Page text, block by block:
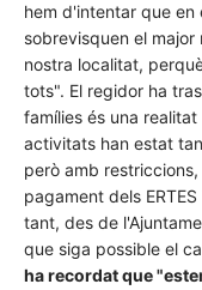
hem d'intentar que en
sobrevisquen el major
nostra localitat,
tots". El regidor ha
famílies és una
activitats han estat
però amb
pagament dels
tant, des de
que siga possible el
ha recordat que